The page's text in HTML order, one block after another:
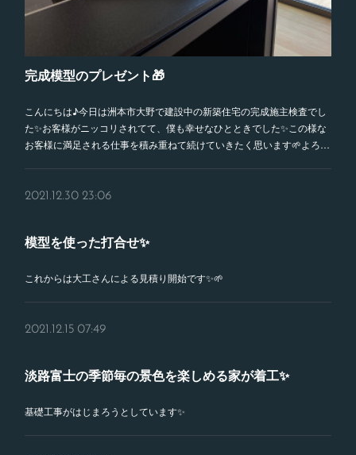
完成模型のプレゼント🎁
こんにちは♪今日は洲本市大野で建設中の新築住宅の完成施主検査でし
た✨お客様がニッコリされてて、僕も幸せなひとときでした✨この様な
お客様に満足される仕事を積み重ねて続けていきたく思います🌱よろ…
2021.12.30 23:06
模型を使った打合せ✨
これからは大工さんによる見積り開始です✨🌱
2021.12.15 07:49
淡路富士の季節毎の景色を楽しめる家が着工✨
基礎工事がはじまろうとしています✨